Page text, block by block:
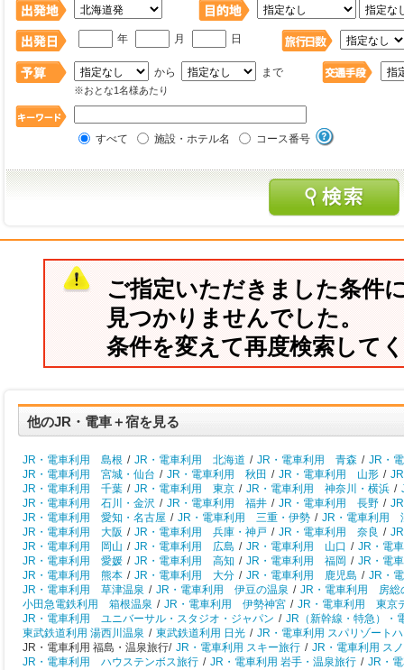
年 月 日
から まで
※おとな1名様あたり
すべて 施設・ホテル名 コース番号
ご指定いただきました条件
見つかりませんでした。
条件を変えて再度検索して
他のJR・電車＋宿を見る
JR・電車利用 島根 / JR・電車利用 北海道 / JR・電車利用 青森 / JR・
JR・電車利用 宮城・仙台 / JR・電車利用 秋田 / JR・電車利用 山形 /
JR・電車利用 千葉 / JR・電車利用 東京 / JR・電車利用 神奈川・横浜 /
JR・電車利用 石川・金沢 / JR・電車利用 福井 / JR・電車利用 長野 /
JR・電車利用 愛知・名古屋 / JR・電車利用 三重・伊勢 / JR・電車利用
JR・電車利用 大阪 / JR・電車利用 兵庫・神戸 / JR・電車利用 奈良 /
JR・電車利用 岡山 / JR・電車利用 広島 / JR・電車利用 山口 / JR・電
JR・電車利用 愛媛 / JR・電車利用 高知 / JR・電車利用 福岡 / JR・電
JR・電車利用 熊本 / JR・電車利用 大分 / JR・電車利用 鹿児島 / JR・
JR・電車利用 草津温泉 / JR・電車利用 伊豆の温泉 / JR・電車利用 房総
小田急電鉄利用 箱根温泉 / JR・電車利用 伊勢神宮 / JR・電車利用 東京
JR・電車利用 ユニバーサル・スタジオ・ジャパン / JR（新幹線・特急）・
東武鉄道利用 湯西川温泉 / 東武鉄道利用 日光 / JR・電車利用 スパリゾート
JR・電車利用 福島・温泉旅行/ JR・電車利用 スキー旅行 / JR・電車利用 ス
JR・電車利用 ハウステンボス旅行 / JR・電車利用 岩手・温泉旅行 / JR・